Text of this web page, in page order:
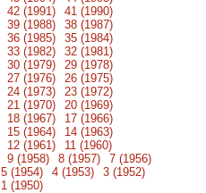
42 (1991)
41 (1990)
39 (1988)
38 (1987)
36 (1985)
35 (1984)
33 (1982)
32 (1981)
30 (1979)
29 (1978)
27 (1976)
26 (1975)
24 (1973)
23 (1972)
21 (1970)
20 (1969)
18 (1967)
17 (1966)
15 (1964)
14 (1963)
12 (1961)
11 (1960)
9 (1958) 8 (1957)
7 (1956)
5 (1954) 4 (1953)
3 (1952)
1 (1950)